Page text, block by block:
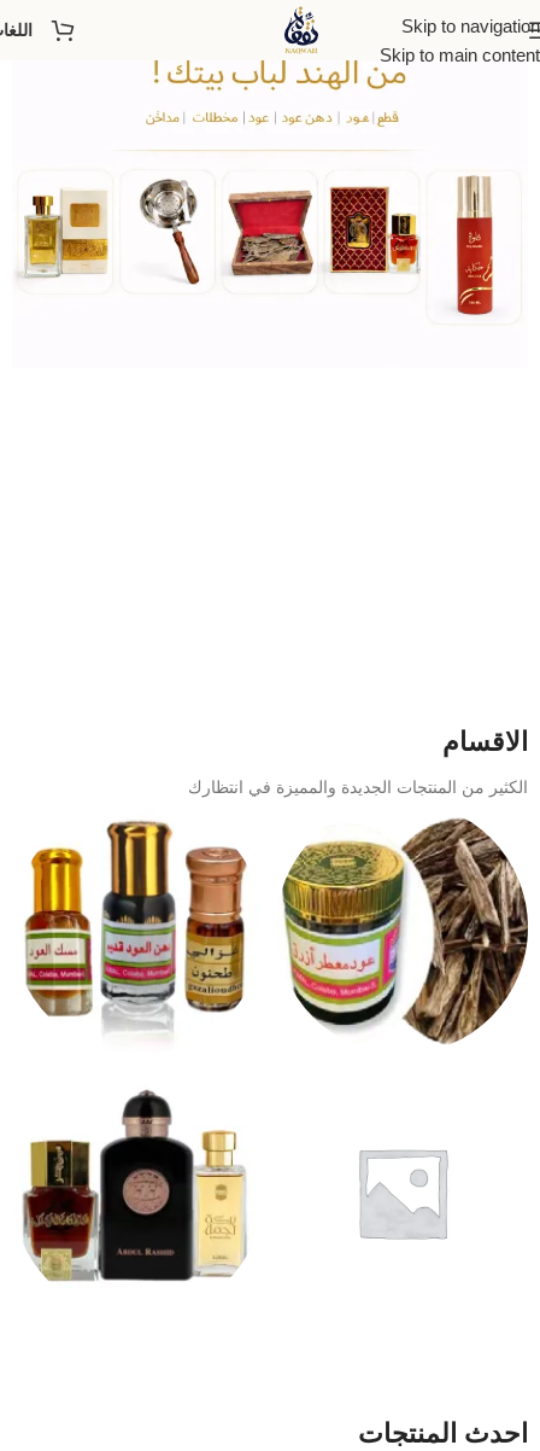
Skip to navigation
Skip to main content
قسط مع تابي
الاقسام
الكثير من المنتجات الجديدة والمميزة في انتظارك
احدث المنتجات